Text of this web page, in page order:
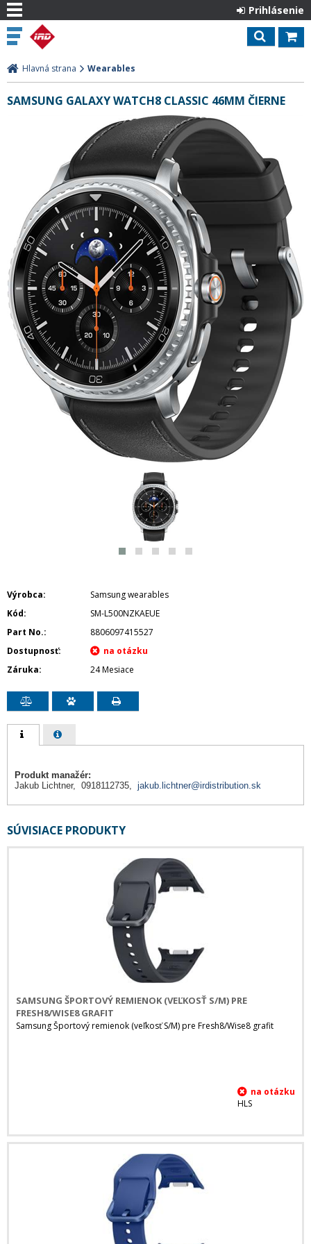
Prihlásenie
Hlavná strana Wearables
SAMSUNG GALAXY WATCH8 CLASSIC 46MM ČIERNE
Výrobca
Samsung wearables
Kód
SM-L500NZKAEUE
Part No.
8806097415527
Dostupnosť
Záruka
24 Mesiace
Produkt manažér:
Jakub Lichtner, 0918112735, jakub.lichtner@irdistribution.sk
SÚVISIACE PRODUKTY
SAMSUNG ŠPORTOVÝ REMIENOK (VEĽKOSŤ S/M) PRE
FRESH8/WISE8 GRAFIT
Samsung Športový remienok (veľkosť S/M) pre Fresh8/Wise8 grafit
HLS